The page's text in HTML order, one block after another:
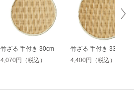
竹ざる 手付き 30cm
4,070円（税込）
竹ざる 手付き 33cm
4,400円（税込）